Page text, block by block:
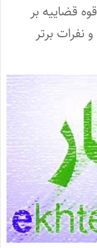
قضاییه بر
نفرات برتر